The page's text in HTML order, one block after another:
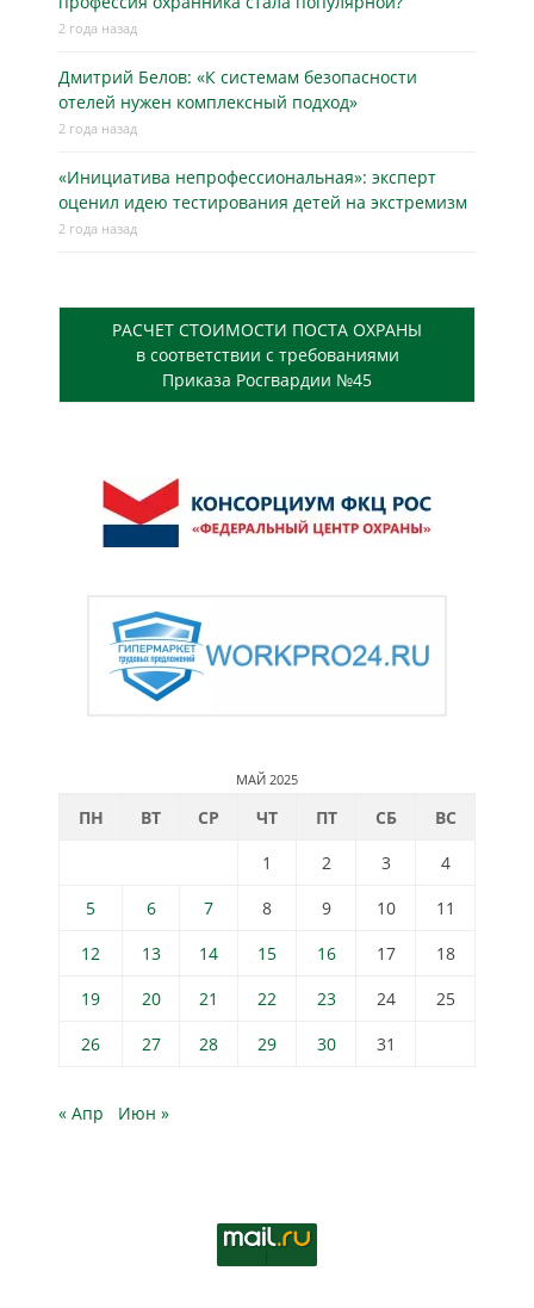
2 года назад
Дмитрий Белов: «К системам безопасности
отелей нужен комплексный подход»
2 года назад
«Инициатива непрофессиональная»: эксперт
оценил идею тестирования детей на экстремизм
2 года назад
РАСЧЕТ СТОИМОСТИ ПОСТА ОХРАНЫ
в соответствии с требованиями
Приказа Росгвардии №45
МАЙ 2025
ПН ВТ СР ЧТ ПТ СБ
ВС
1
2 3
4
5
6 7 8 9 10
11
12
13 14 15 16 17
18
19
20 21 22 23 24
25
26
27 28 29 30 31
« Апр Июн »